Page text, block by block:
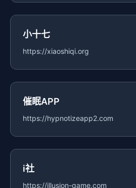
小十七
https://xiaoshiqi.org
催眠APP
https://hypnotizeapp2.com
i社
https://illusion-game.com